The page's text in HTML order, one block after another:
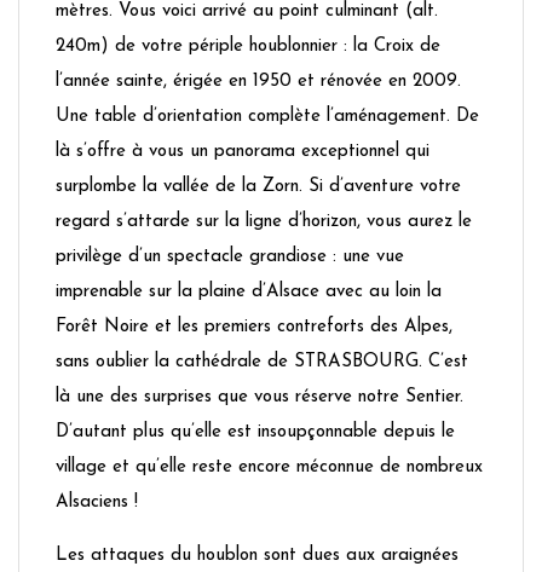
mètres. Vous voici arrivé au point culminant (alt.
240m) de votre périple houblonnier : la Croix de
l’année sainte, érigée en 1950 et rénovée en 2009.
Une table d’orientation complète l’aménagement. De
là s’offre à vous un panorama exceptionnel qui
surplombe la vallée de la Zorn. Si d’aventure votre
regard s’attarde sur la ligne d’horizon, vous aurez le
privilège d’un spectacle grandiose : une vue
imprenable sur la plaine d’Alsace avec au loin la
Forêt Noire et les premiers contreforts des Alpes,
sans oublier la cathédrale de STRASBOURG. C’est
là une des surprises que vous réserve notre Sentier.
D’autant plus qu’elle est insoupçonnable depuis le
village et qu’elle reste encore méconnue de nombreux
Alsaciens !
Les attaques du houblon sont dues aux araignées